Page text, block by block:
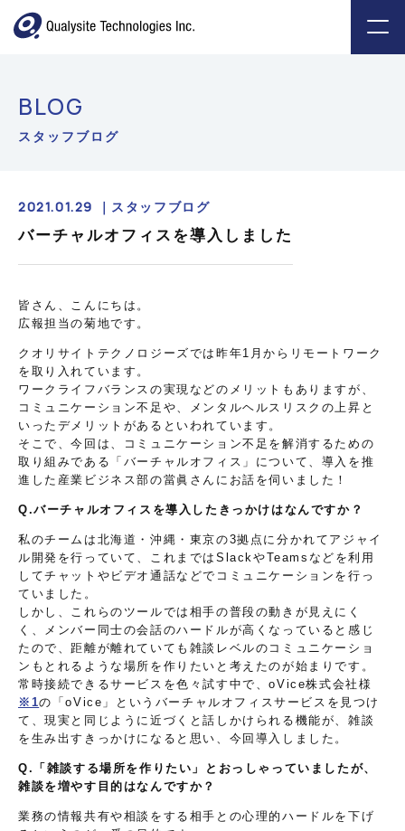
BLOG
スタッフブログ
2021.01.29 ｜ スタッフブログ
バーチャルオフィスを導入しました
皆さん、こんにちは。
広報担当の菊地です。
クオリサイトテクノロジーズでは昨年1月からリモートワーク
を取り入れています。
ワークライフバランスの実現などのメリットもありますが、
コミュニケーション不足や、メンタルヘルスリスクの上昇と
いったデメリットがあるといわれています。
そこで、今回は、コミュニケーション不足を解消するための
取り組みである「バーチャルオフィス」について、導入を推
進した産業ビジネス部の當眞さんにお話を伺いました！
Q.バーチャルオフィスを導入したきっかけはなんですか？
私のチームは北海道・沖縄・東京の3拠点に分かれてアジャイ
ル開発を行っていて、これまではSlackやTeamsなどを利用
してチャットやビデオ通話などでコミュニケーションを行っ
ていました。
しかし、これらのツールでは相手の普段の動きが見えにく
く、メンバー同士の会話のハードルが高くなっていると感じ
たので、距離が離れていても雑談レベルのコミュニケーショ
ンもとれるような場所を作りたいと考えたのが始まりです。
常時接続できるサービスを色々試す中で、oVice株式会社様
※1の「oVice」というバーチャルオフィスサービスを見つけ
て、現実と同じように近づくと話しかけられる機能が、雑談
を生み出すきっかけになると思い、今回導入しました。
Q.「雑談する場所を作りたい」とおっしゃっていましたが、
雑談を増やす目的はなんですか？
業務の情報共有や相談をする相手との心理的ハードルを下げ